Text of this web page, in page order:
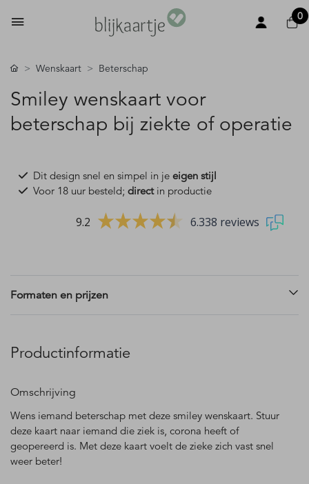
0
Wenskaart Beterschap
Smiley wenskaart voor
beterschap bij ziekte of operatie
Dit design snel en simpel in je eigen stijl
Voor 18 uur besteld; directin productie
9.2 6.338 reviews
Formaten en prijzen
Productinformatie
Omschrijving
Wens iemand beterschap met deze smiley wenskaart. Stuur
deze kaart naar iemand die ziek is, corona heeft of
geopereerd is. Met deze kaart voelt de zieke zich vast snel
weer beter!